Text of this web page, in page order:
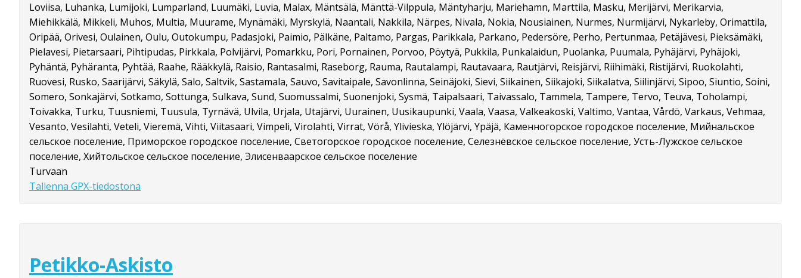
Loviisa, Luhanka, Lumijoki, Lumparland, Luumäki, Luvia, Malax, Mäntsälä, Mänttä-Vilppula, Mäntyharju, Mariehamn, Marttila, Masku, Merijärvi, Merikarvia,
Miehikkälä, Mikkeli, Muhos, Multia, Muurame, Mynämäki, Myrskylä, Naantali, Nakkila, Närpes, Nivala, Nokia, Nousiainen, Nurmes, Nurmijärvi, Nykarleby, Orimattila,
Oripää, Orivesi, Oulainen, Oulu, Outokumpu, Padasjoki, Paimio, Pälkäne, Paltamo, Pargas, Parikkala, Parkano, Pedersöre, Perho, Pertunmaa, Petäjävesi, Pieksämäki,
Pielavesi, Pietarsaari, Pihtipudas, Pirkkala, Polvijärvi, Pomarkku, Pori, Pornainen, Porvoo, Pöytyä, Pukkila, Punkalaidun, Puolanka, Puumala, Pyhäjärvi, Pyhäjoki,
Pyhäntä, Pyhäranta, Pyhtää, Raahe, Rääkkylä, Raisio, Rantasalmi, Raseborg, Rauma, Rautalampi, Rautavaara, Rautjärvi, Reisjärvi, Riihimäki, Ristijärvi, Ruokolahti,
Ruovesi, Rusko, Saarijärvi, Säkylä, Salo, Saltvik, Sastamala, Sauvo, Savitaipale, Savonlinna, Seinäjoki, Sievi, Siikainen, Siikajoki, Siikalatva, Siilinjärvi, Sipoo, Siuntio, Soini,
Somero, Sonkajärvi, Sotkamo, Sottunga, Sulkava, Sund, Suomussalmi, Suonenjoki, Sysmä, Taipalsaari, Taivassalo, Tammela, Tampere, Tervo, Teuva, Toholampi,
Toivakka, Turku, Tuusniemi, Tuusula, Tyrnävä, Ulvila, Urjala, Utajärvi, Uurainen, Uusikaupunki, Vaala, Vaasa, Valkeakoski, Valtimo, Vantaa, Vårdö, Varkaus, Vehmaa,
Vesanto, Vesilahti, Veteli, Vieremä, Vihti, Viitasaari, Vimpeli, Virolahti, Virrat, Vörå, Ylivieska, Ylöjärvi, Ypäjä, Каменногорское городское поселение, Мийнальское
сельское поселение, Приморское городское поселение, Светогорское городское поселение, Селезнёвское сельское поселение, Усть-Лужское сельское
поселение, Хийтольское сельское поселение, Элисенваарское сельское поселение
Turvaan
Tallenna GPX-tiedostona
Petikko-Askisto